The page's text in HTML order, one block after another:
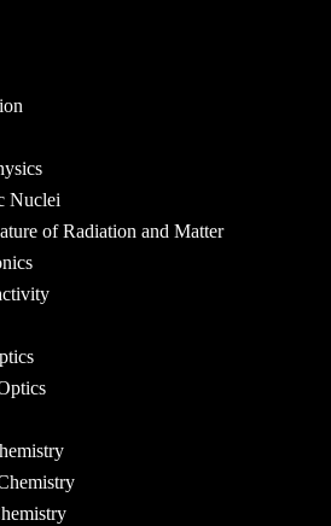
Nuclei
of Radiation and Matter